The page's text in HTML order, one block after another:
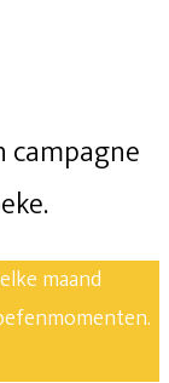
campagne
maand